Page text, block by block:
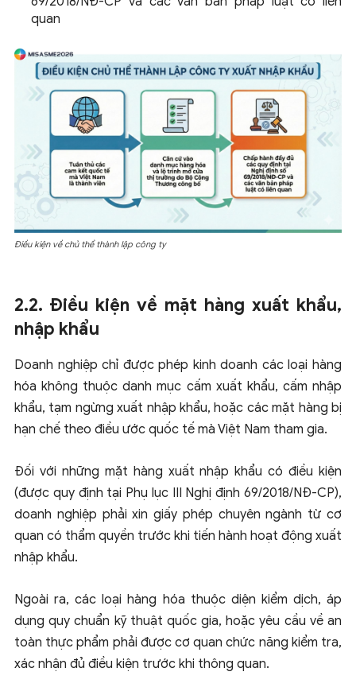
quan
Điều kiện về chủ thể thành lập công ty
2.2. Điều kiện về mặt hàng xuất khẩu,
nhập khẩu
Doanh nghiệp chỉ được phép kinh doanh các loại hàng
hóa không thuộc danh mục cấm xuất khẩu, cấm nhập
khẩu, tạm ngừng xuất nhập khẩu, hoặc các mặt hàng bị
hạn chế theo điều ước quốc tế mà Việt Nam tham gia.
Đối với những mặt hàng xuất nhập khẩu có điều kiện
(được quy định tại Phụ lục III Nghị định 69/2018/NĐ-CP),
doanh nghiệp phải xin giấy phép chuyên ngành từ cơ
quan có thẩm quyền trước khi tiến hành hoạt động xuất
nhập khẩu.
Ngoài ra, các loại hàng hóa thuộc diện kiểm dịch, áp
dụng quy chuẩn kỹ thuật quốc gia, hoặc yêu cầu về an
toàn thực phẩm phải được cơ quan chức năng kiểm tra,
xác nhận đủ điều kiện trước khi thông quan.